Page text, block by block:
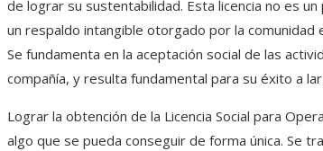
de lograr su sustentabilidad. Esta licencia no es
un respaldo intangible otorgado por la comunidad
Se fundamenta en la aceptación social de las
compañía, y resulta fundamental para su éxito a
Lograr la obtención de la Licencia Social para
algo que se pueda conseguir de forma única. Se